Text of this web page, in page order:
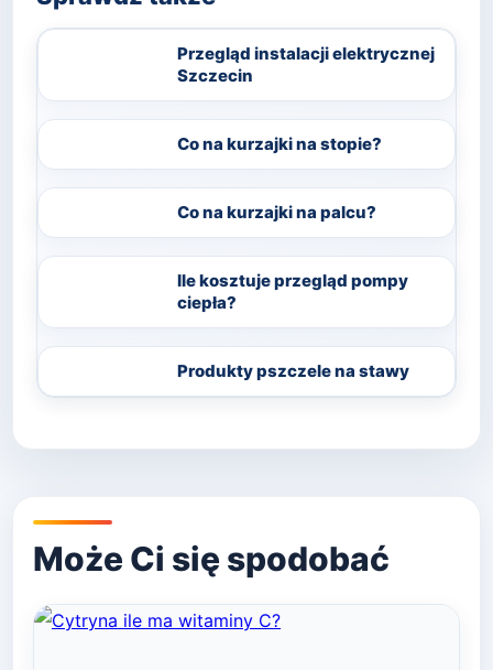
Przegląd instalacji elektrycznej
Szczecin
Co na kurzajki na stopie?
Co na kurzajki na palcu?
Ile kosztuje przegląd pompy
ciepła?
Produkty pszczele na stawy